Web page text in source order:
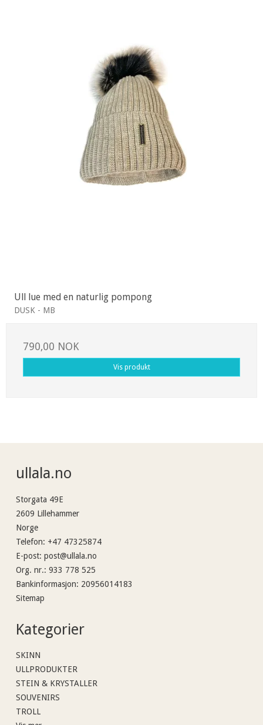
Ull lue med en naturlig pompong
DUSK - MB
790,00 NOK
Vis produkt
ullala.no
Storgata 49E
2609 Lillehammer
Norge
Telefon: +47 47325874
E-post: post@ullala.no
Org. nr.: 933 778 525
Bankinformasjon: 20956014183
Sitemap
Kategorier
SKINN
ULLPRODUKTER
STEIN & KRYSTALLER
SOUVENIRS
TROLL